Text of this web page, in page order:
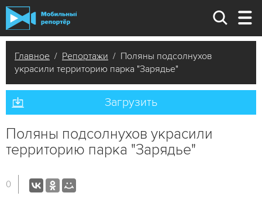
Главное / Репортажи / Поляны подсолнухов
украсили территорию парка "Зарядье"
Загрузить
Поляны подсолнухов украсили
территорию парка "Зарядье"
0